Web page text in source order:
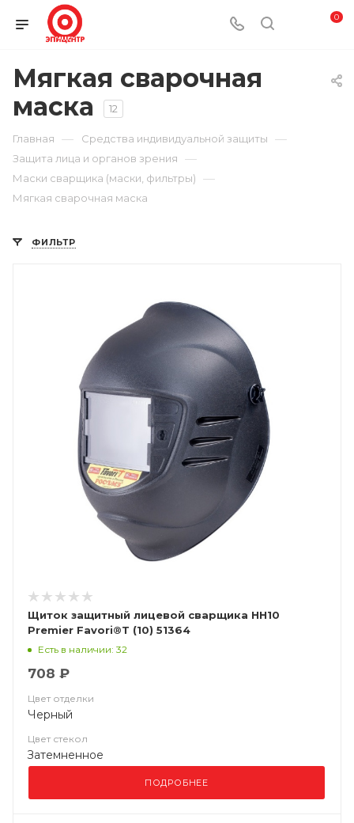
0
Мягкая сварочная
маска
12
Главная — Средства индивидуальной защиты —
Защита лица и органов зрения —
Маски сварщика (маски, фильтры) —
Мягкая сварочная маска
ФИЛЬТР
Щиток защитный лицевой сварщика НН10
Premier Favori®T (10) 51364
Есть в наличии: 32
708 ₽
Цвет отделки
Черный
Цвет стекол
Затемненное
ПОДРОБНЕЕ